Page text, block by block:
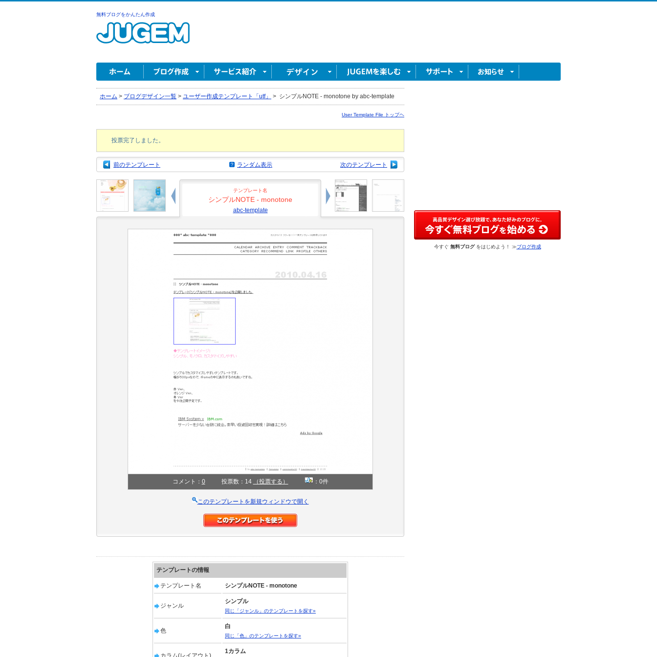
無料ブログをかんたん作成
ホーム > ブログデザイン一覧 > ユーザー作成テンプレート「utf」 > シンプルNOTE - monotone by abc-template
User Template File トップヘ
投票完了しました。
前のテンプレート 次のテンプレート
ランダム表示
テンプレート名
シンプルNOTE - monotone
abc-template
コメント： 0 投票数：14 （投票する） ：0件
このテンプレートを新規ウィンドウで開く
テンプレートの情報
テンプレート名 シンプルNOTE - monotone
ジャンル
シンプル
同じ「ジャンル」のテンプレートを探す»
色
白
同じ「色」のテンプレートを探す»
カラム(レイアウト)
1カラム
今すぐ 無料ブログをはじめよう！ ≫ブログ作成